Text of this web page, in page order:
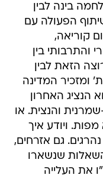
בינה לבין
הפעולה עם
קוריאה,
והתרבותי בין
הזאת לבין
ומזכיר המדינה
הנציג האחרון
והנצית. או
ויודע איך
גם אזרחים,
השאלות שנשארו
את העלייה